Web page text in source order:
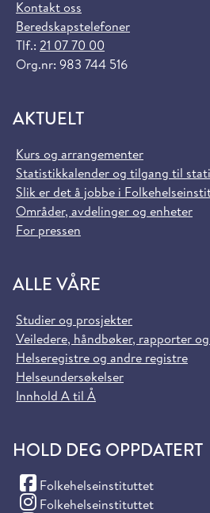
Kontakt oss
Beredskapstelefoner
Tlf.: 21 07 70 00
Org.nr: 983 744 516
AKTUELT
Kurs og arrangementer
Statistikkalender og tilgang til
Slik er det å jobbe i
Områder, avdelinger og enheter
For pressen
ALLE VÅRE
Studier og prosjekter
Veiledere, håndbøker, rapporter
Helseregistre og andre registre
Helseundersøkelser
Innhold A til Å
HOLD DEG OPPDATERT
Folkehelseinstituttet
(Facebook)
Folkehelseinstituttet
(Instagram)